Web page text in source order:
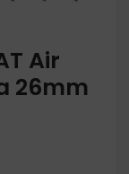
Air
26mm